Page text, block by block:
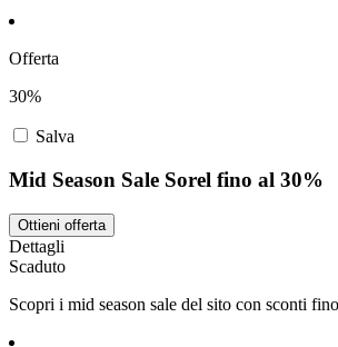
Offerta
30%
Salva
Mid Season Sale Sorel fino al 30%
Ottieni offerta
Dettagli
Scaduto
Scopri i mid season sale del sito con sconti